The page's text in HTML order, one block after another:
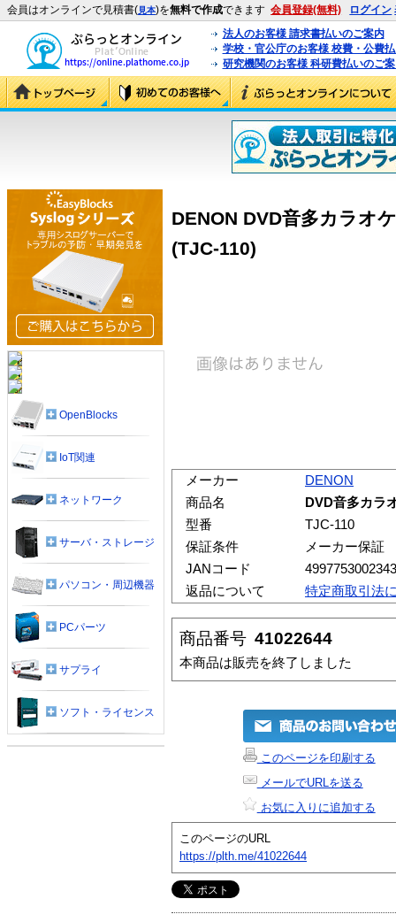
会員はオンラインで見積書(見本)を無料で作成できます 会員登録(無料) ログイン
法人のお客様 請求書払いのご案内
学校・官公庁のお客様 校費・公費
研究機関のお客様 科研費払いのご
DENON DVD音多カラオ
(TJC-110)
メーカー
DENON
商品名
DVD音多カラ
型番
TJC-110
保証条件
メーカー保証
JANコード
4997753002343
返品について
特定商取引法
商品番号 41022644
本商品は販売を終了しました
このページを印刷する
メールでURLを送る
お気に入りに追加する
このページのURL
https://plth.me/41022644
OpenBlocks
IoT関連
ネットワーク
サーバ・ストレージ
パソコン・周辺機器
PCパーツ
サプライ
ソフト・ライセンス